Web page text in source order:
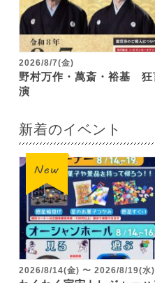
2026/8/7(金)
野村万作・萬斎・裕基 狂
演
新着のイベント
2026/8/14(金) 〜 2026/8/19(水)